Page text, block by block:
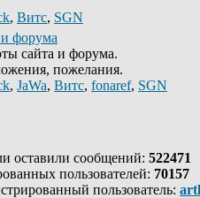
, Витс, SGN
и форума
сайта и форума.
пожелания.
, JaWa, Витс, fonaref, SGN
оставили сообщений: 522471
пользователей: 70157
пользователь: